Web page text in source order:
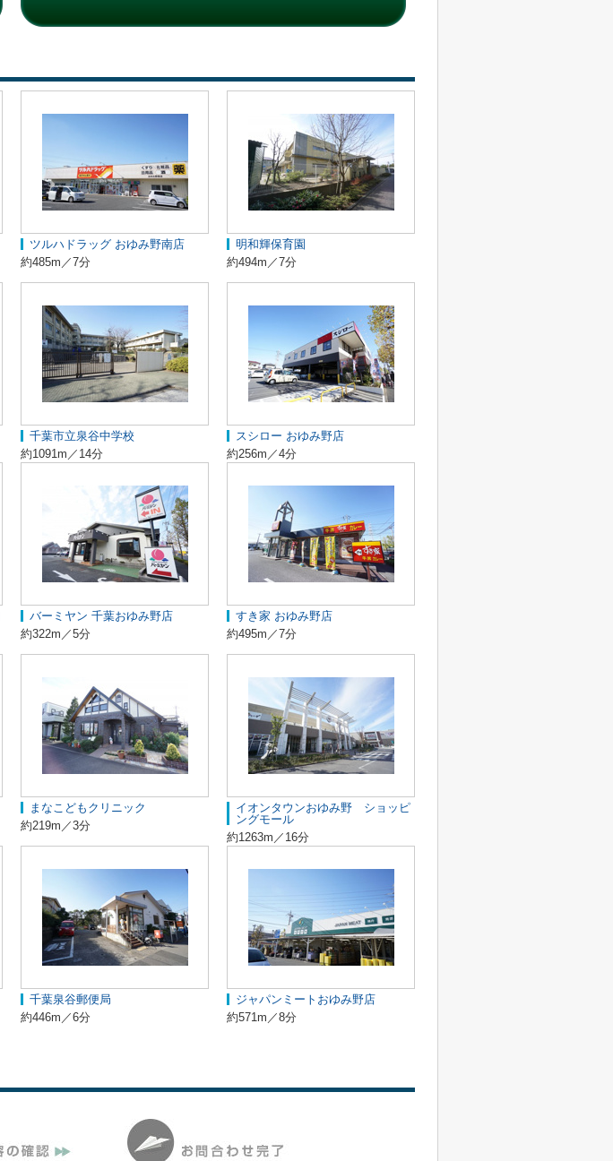
ツルハドラッグ おゆみ野南店
約485m／7分
明和輝保育園
約494m／7分
千葉市立泉谷中学校
約1091m／14分
スシロー おゆみ野店
約256m／4分
バーミヤン 千葉おゆみ野店
約322m／5分
すき家 おゆみ野店
約495m／7分
まなこどもクリニック
約219m／3分
イオンタウンおゆみ野 ショッピ
ングモール
約1263m／16分
千葉泉谷郵便局
約446m／6分
ジャパンミートおゆみ野店
約571m／8分